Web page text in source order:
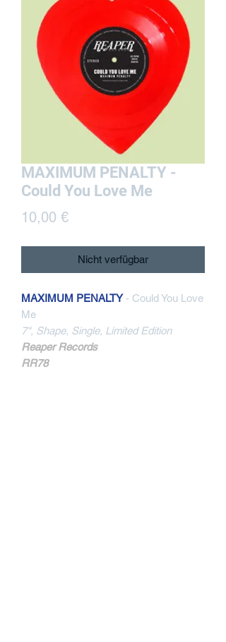
MAXIMUM PENALTY -
Could You Love Me
10,00 €Preis
Nicht verfügbar
MAXIMUM PENALTY- Could You Love
Me
7", Shape, Single, Limited Edition
Reaper Records
RR78